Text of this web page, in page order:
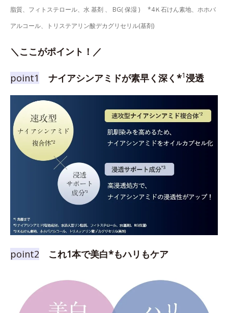
脂質、フィトステロール、水 基剤 、 BG( 保湿 ) *4Ｋ石けん素地、ホホバ
アルコール、トリステアリン酸デカグリセリル(基剤)
＼ここがポイント！／
point1 ナイアシンアミドが素早く深く*1浸透
point2 これ1本で美白*もハリもケア